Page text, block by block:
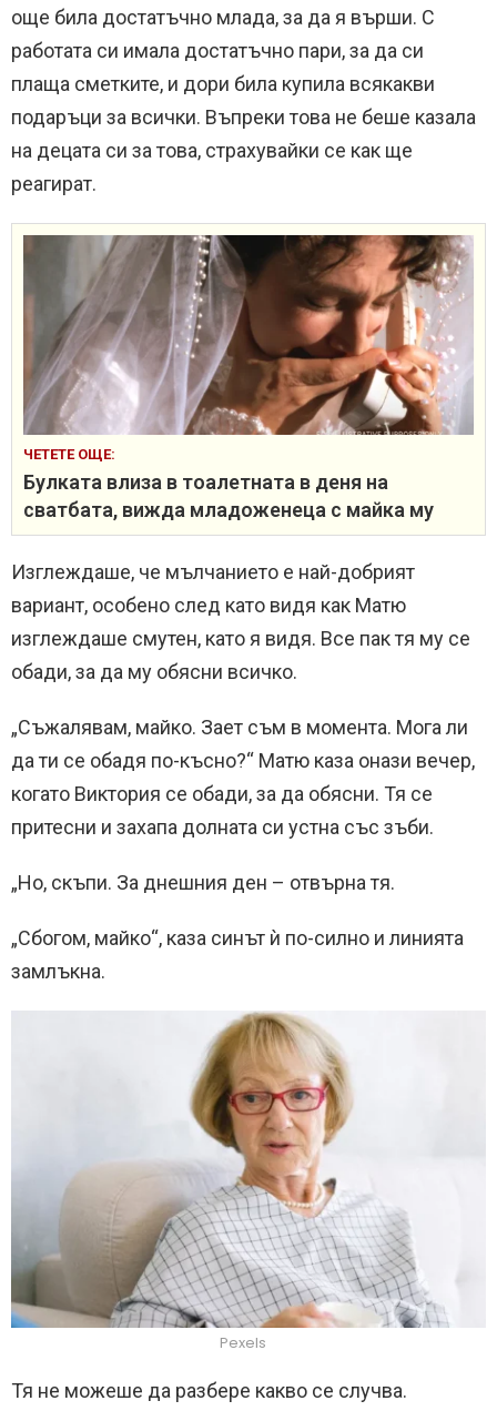
още била достатъчно млада, за да я върши. С
работата си имала достатъчно пари, за да си
плаща сметките, и дори била купила всякакви
подаръци за всички. Въпреки това не беше казала
на децата си за това, страхувайки се как ще
реагират.
ЧЕТЕТЕ ОЩЕ:
Булката влиза в тоалетната в деня на
сватбата, вижда младоженеца с майка му
Изглеждаше, че мълчанието е най-добрият
вариант, особено след като видя как Матю
изглеждаше смутен, като я видя. Все пак тя му се
обади, за да му обясни всичко.
„Съжалявам, майко. Зает съм в момента. Мога ли
да ти се обадя по-късно?“ Матю каза онази вечер,
когато Виктория се обади, за да обясни. Тя се
притесни и захапа долната си устна със зъби.
„Но, скъпи. За днешния ден – отвърна тя.
„Сбогом, майко“, каза синът ѝ по-силно и линията
замлъкна.
Pexels
Тя не можеше да разбере какво се случва.